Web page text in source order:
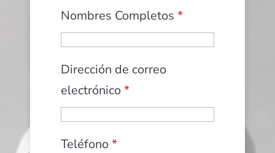
Nombres Completos *
Dirección de correo
electrónico*
Teléfono*